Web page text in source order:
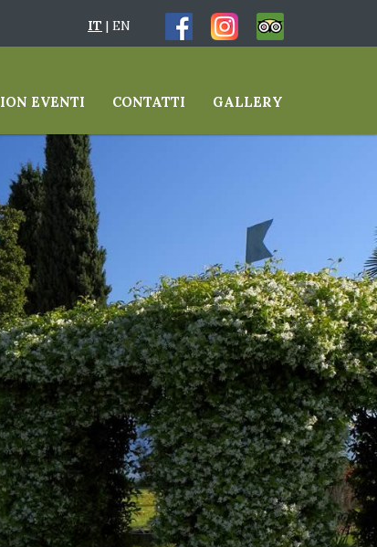
IT | EN
EVENTI CONTATTI GALLERY